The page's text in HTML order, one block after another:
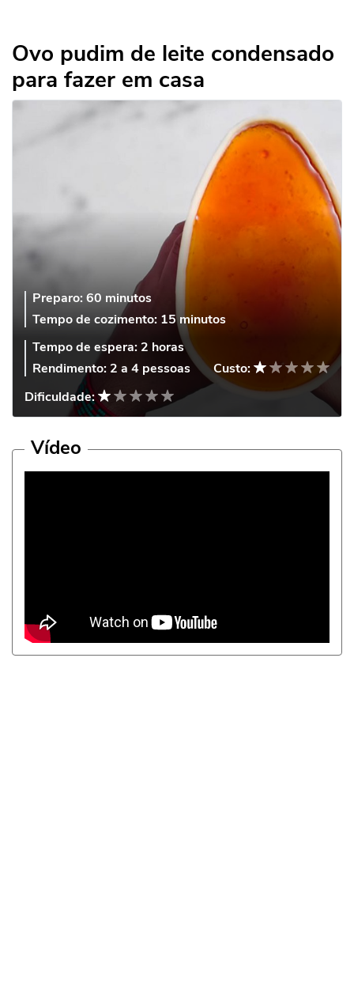
Ovo pudim de leite condensado
para fazer em casa
Preparo:60 minutos
Tempo de cozimento: 15 minutos
Tempo de espera: 2 horas
Rendimento: 2 a 4 pessoas
Custo:
Dificuldade:
Vídeo